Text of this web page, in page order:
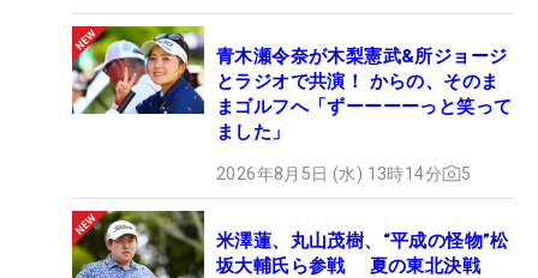
青木瀬令奈が木梨憲武&所ジョージ
とラジオで共演！ からの、そのま
まゴルフへ「ずーーーーっと笑って
ました」
2026年8月5日 (水) 13時14分 5
米澤蓮、丸山茂樹、“平成の怪物”松
坂大輔氏ら参戦 夏の東北決戦